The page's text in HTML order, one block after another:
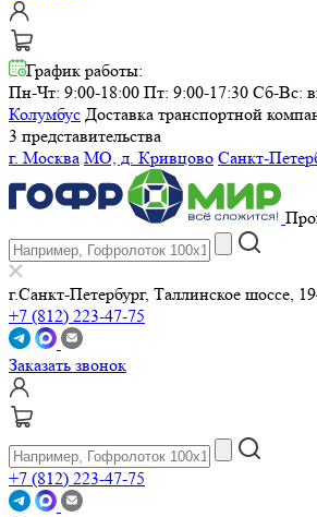
График работы:
Пн-Чт: 9:00-18:00 Пт: 9:00-17:30 Сб-Вс:
Колумбус Доставка транспортной
3 представительства
г. Москва МО, д. Кривцово Санкт-
г.Санкт-Петербург, Таллинское шоссе,
+7 (812) 223-47-75
Заказать звонок
+7 (812) 223-47-75